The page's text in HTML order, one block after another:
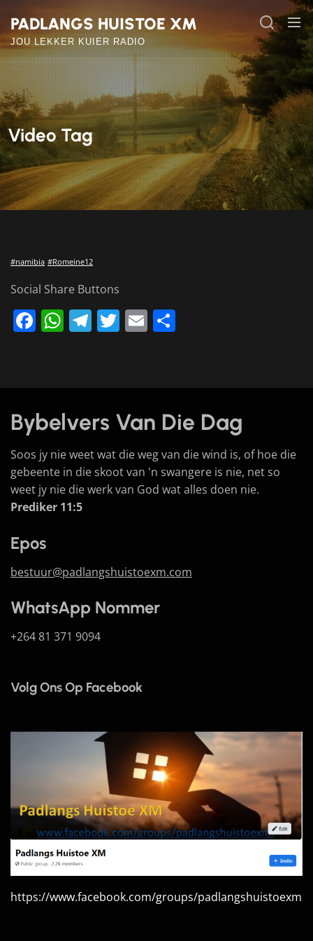
the
content
PADLANGS HUISTOE XM
JOU LEKKER KUIER RADIO
Video Tag
#namibia #Romeine12
Social Share Buttons
Facebook
WhatsApp
Telegram
Twitter
Email
Bybelvers Van Die Dag
Soos jy nie weet wat die weg van die wind is, of hoe die
gebeente in die skoot van 'n swangere is nie, net so
weet jy nie die werk van God wat alles doen nie.
Prediker 11:5
Epos
bestuur@padlangshuistoexm.com
WhatsApp Nommer
+264 81 371 9094
Volg Ons Op Facebook
https://www.facebook.com/groups/padlangshuistoexm